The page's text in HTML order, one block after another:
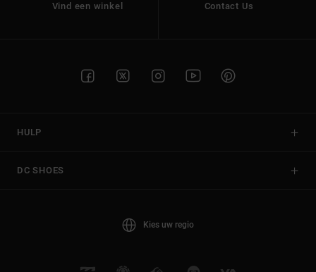
Vind een winkel Contact Us
HULP
DC SHOES
Kies uw regio